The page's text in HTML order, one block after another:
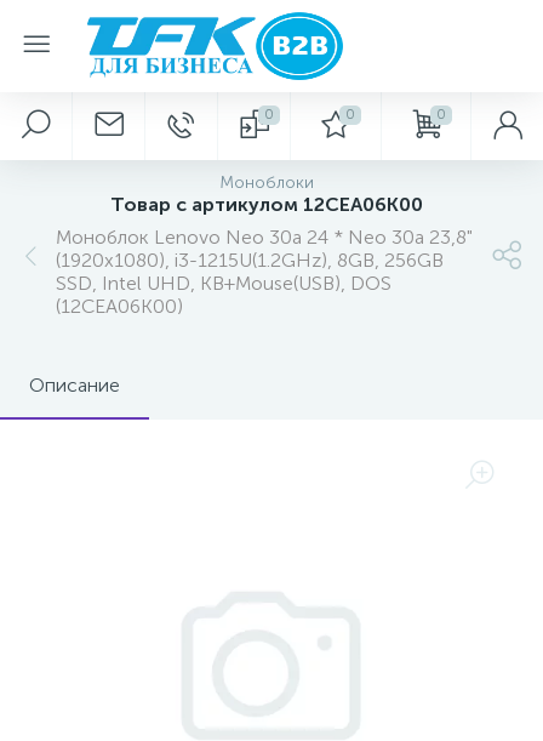
0 0 0
Моноблоки
Товар с артикулом 12CEA06K00
Моноблок Lenovo Neo 30a 24 * Neo 30a 23,8"
(1920x1080), i3-1215U(1.2GHz), 8GB, 256GB
SSD, Intel UHD, KB+Mouse(USB), DOS
(12CEA06K00)
Описание